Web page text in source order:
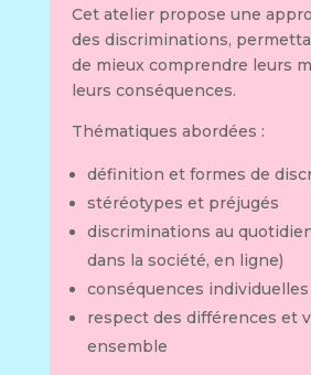
Cet atelier propose une
des discriminations,
de mieux comprendre leurs
leurs conséquences.
Thématiques abordées :
définition et formes de
stéréotypes et préjugés
discriminations au quotidien
dans la société, en ligne)
conséquences
respect des différences et
ensemble